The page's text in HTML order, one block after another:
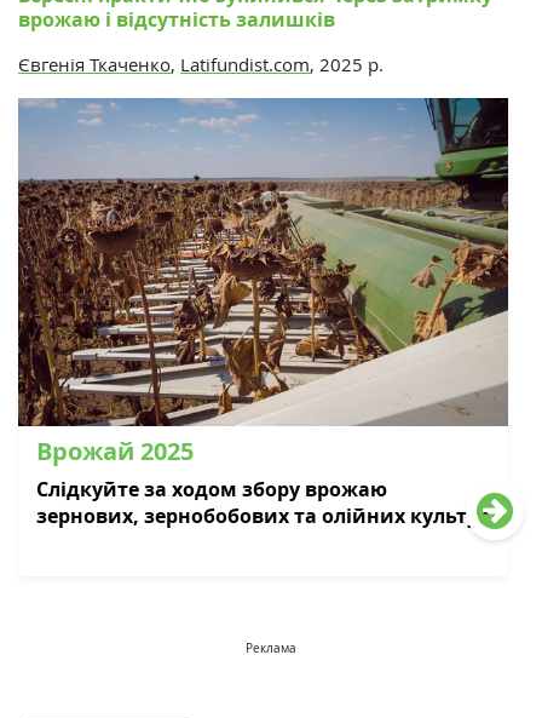
врожаю і відсутність залишків
Євгенія Ткаченко, Latifundist.com, 2025 р.
Врожай 2025
Слідкуйте за ходом збору врожаю
зернових, зернобобових та олійних культур
Реклама